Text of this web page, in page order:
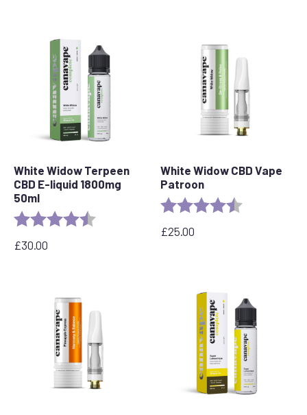
White Widow Terpeen
CBD E-liquid 1800mg
50ml
Beoordeling:
£30.00
White Widow CBD Vape
Patroon
Beoordeling:
£25.00